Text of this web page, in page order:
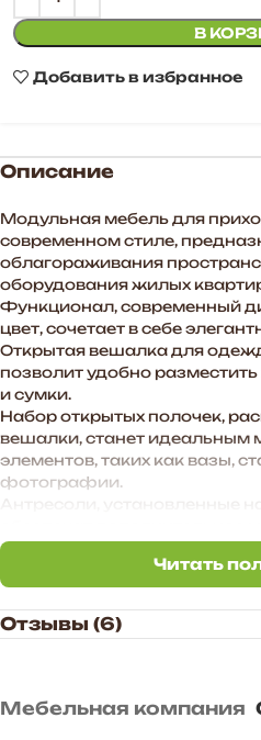
В
Добавить в избранное
Описание
Модульная мебель для
современном стиле,
облагораживания
оборудования жилых
Функционал, современный
цвет, сочетает в себе
Открытая вешалка для
позволит удобно
и сумки.
Набор открытых полочек,
вешалки, станет идеальным
элементов, таких как вазы,
фотографии.
сезонной одежды, головных
Этот гарнитур станет не
прихожей, а настоящим
создавая приятное первое
— Произвольное
Читать
Читать
Отзывы (6)
Мебельная компания